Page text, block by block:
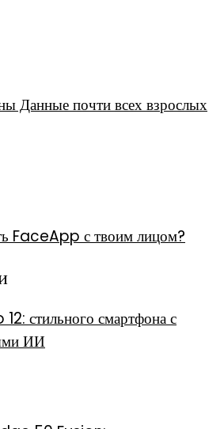
Данные почти всех взрослых
FaceApp с твоим лицом?
стильного смартфона с
ИИ